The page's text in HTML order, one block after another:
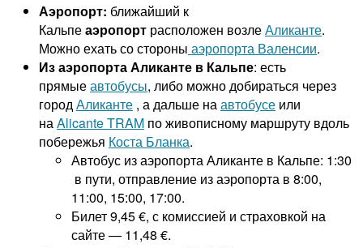
Аэропорт: ближайший к
Кальпеаэропорт расположен возлеАликанте.
Можно ехать со стороны аэропорта Валенсии.
Из аэропорта Аликанте в Кальпе: есть
прямыеавтобусы, либо можно добираться через
городАликанте , а дальше наавтобусе или
наAlicante TRAM по живописному маршруту вдоль
побережья Коста Бланка.
Автобус из аэропорта Аликанте в Кальпе: 1:30
в пути, отправление из аэропорта в 8:00,
11:00, 15:00, 17:00.
Билет 9,45 €, с комиссией и страховкой на
сайте — 11,48 €.